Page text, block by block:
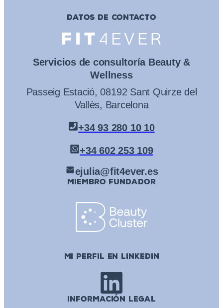
DATOS DE CONTACTO
Servicios de consultoría Beauty &
Wellness
Passeig Estació, 08192 Sant Quirze del
Vallès, Barcelona
+34 93 280 10 10
+34 602 253 109
ejulia@fit4ever.es
MIEMBRO FUNDADOR
MI PERFIL EN LINKEDIN
INFORMACIÓN LEGAL